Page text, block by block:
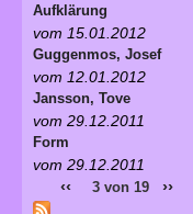
Aufklärung
vom 15.01.2012
Guggenmos, Josef
vom 12.01.2012
Jansson, Tove
vom 29.12.2011
Form
vom 29.12.2011
‹‹ 3 von 19 ››